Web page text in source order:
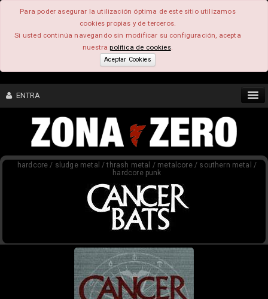
Para poder asegurar la utilización óptima de este sitio utilizamos
cookies propias y de terceros.
Si usted continúa navegando sin modificar su configuración, acepta
nuestrapolítica de cookies.
Aceptar Cookies
ENTRA
CONTENIDO
COMUNIDAD
hardcore / sludge metal / thrash metal / metalcore / southern metal /
hardcore punk